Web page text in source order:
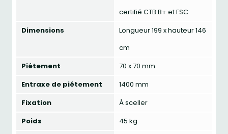
certifié CTB B+ et FSC
Dimensions
Longueur 199 x hauteur 146
cm
Piétement
70 x 70 mm
Entraxe de piétement
1400 mm
Fixation
À sceller
Poids
45 kg